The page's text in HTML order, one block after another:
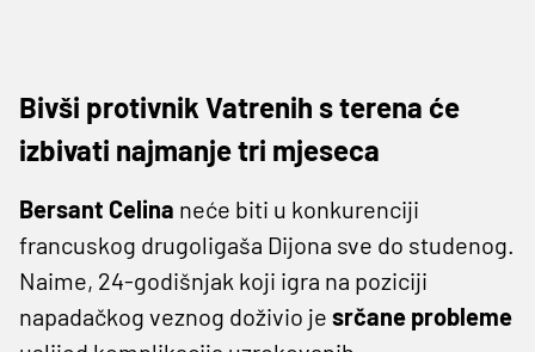
Bivši protivnik Vatrenih s terena će
izbivati najmanje tri mjeseca
Bersant Celina neće biti u konkurenciji
francuskog drugoligaša Dijona sve do studenog.
Naime, 24-godišnjak koji igra na poziciji
napadačkog veznog doživio je srčane probleme